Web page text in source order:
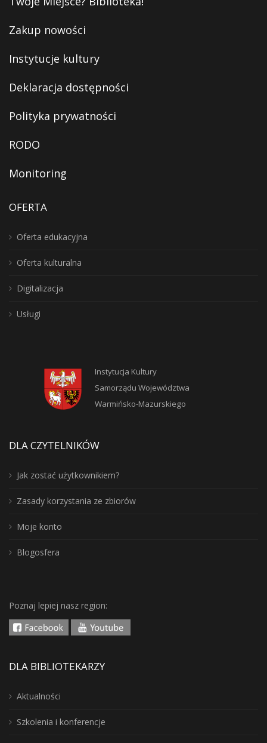
Zakup nowości
Instytucje kultury
Deklaracja dostępności
Polityka prywatności
RODO
Monitoring
OFERTA
Oferta edukacyjna
Oferta kulturalna
Digitalizacja
Usługi
Instytucja Kultury
Samorządu Województwa
Warmińsko-Mazurskiego
DLA CZYTELNIKÓW
Jak zostać użytkownikiem?
Zasady korzystania ze zbiorów
Moje konto
Blogosfera
Poznaj lepiej nasz region:
DLA BIBLIOTEKARZY
Aktualności
Szkolenia i konferencje